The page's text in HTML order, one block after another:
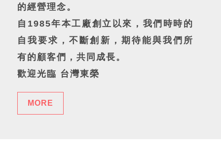
的經營理念。
自1985年本工廠創立以來，我們時時的
自我要求，不斷創新，期待能與我們所
有的顧客們，共同成長。
歡迎光臨 台灣東榮
MORE